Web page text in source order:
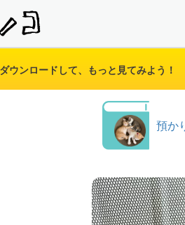
ウンロードして、もっと見てみよう！
預か